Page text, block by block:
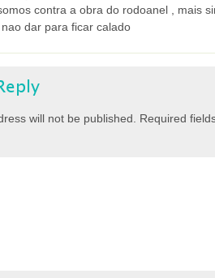
contra a obra do rodoanel , mais
dar para ficar calado
will not be published. Required